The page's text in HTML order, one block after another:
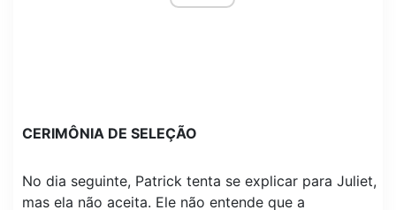
CERIMÔNIA DE SELEÇÃO
No dia seguinte, Patrick tenta se explicar para Juliet,
mas ela não aceita. Ele não entende que a